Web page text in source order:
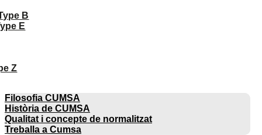
B
E
Z
Filosofia CUMSA
Història de CUMSA
Qualitat i concepte de normalitzat
Treballa a Cumsa